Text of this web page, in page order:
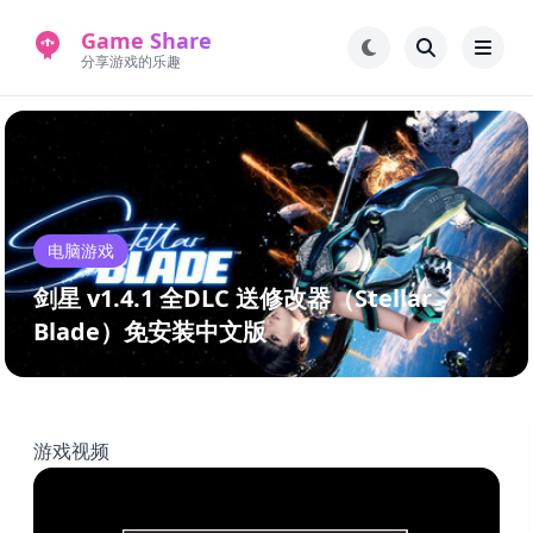
Game Share
分享游戏的乐趣
首页 电脑游戏
手机游戏 常见问题解答
新版游戏站 永久地址
电脑游戏
剑星 v1.4.1 全DLC 送修改器（Stellar
Blade）免安装中文版
游戏视频